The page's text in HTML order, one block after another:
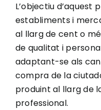
L’objectiu d’aquest
establiments i
al llarg de cent o
de qualitat i
adaptant-se als
compra de la
produint al llarg de
professional.